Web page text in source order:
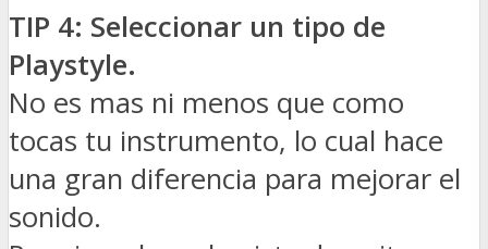
TIP 4: Seleccionar un tipo de
Playstyle.
No es mas ni menos que como
tocas tu instrumento, lo cual hace
una gran diferencia para mejorar el
sonido.